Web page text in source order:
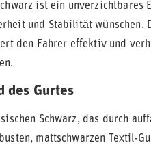
ist ein
und Stabilität wünschen.
den Fahrer effektiv und
des Gurtes
Schwarz, das durch
mattschwarzen Textil-